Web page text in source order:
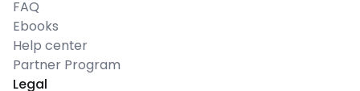
FAQ
Ebooks
Help center
Partner Program
Legal